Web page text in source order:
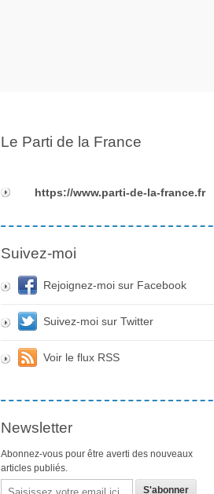
Le Parti de la France
https://www.parti-de-la-france.fr
Suivez-moi
Rejoignez-moi sur Facebook
Suivez-moi sur Twitter
Voir le flux RSS
Newsletter
Abonnez-vous pour être averti des nouveaux
articles publiés.
Email